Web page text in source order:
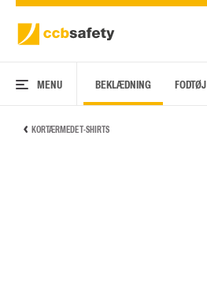
MENU BEKLÆDNING FODTØJ
KORTÆRMEDE T-SHIRTS